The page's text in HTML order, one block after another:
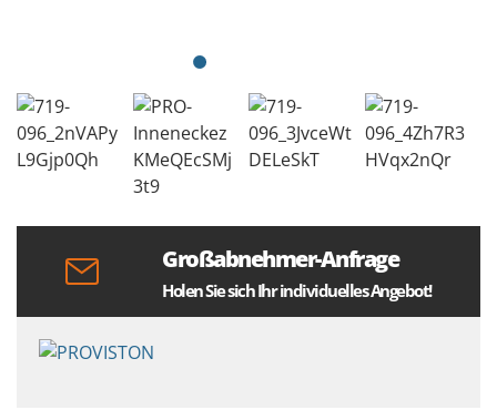
Großabnehmer-Anfrage
Holen Sie sich Ihr individuelles Angebot!